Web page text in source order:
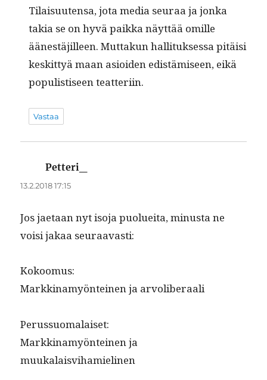
Tilaisuuten­sa, jota media seu­raa ja jon­ka
takia se on hyvä paik­ka näyt­tää omille
äänestäjilleen. Mut­takun hal­li­tuk­ses­sa pitäisi
keskit­tyä maan asioiden edis­tämiseen, eikä
pop­ulis­tiseen teatteriin.
Vastaa
Petteri_
13.2.2018 17:15
Jos jae­taan nyt iso­ja puoluei­ta, minus­ta ne
voisi jakaa seuraavasti:
Kokoomus:
Markki­namyön­teinen ja arvoliberaali
Perus­suo­ma­laiset:
Markki­namyön­teinen ja
muukalaisvihamielinen